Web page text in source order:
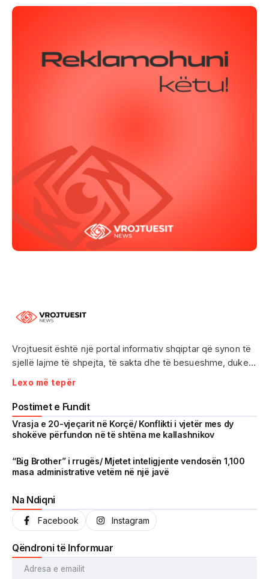
Vrojtuesit është një portal informativ shqiptar që synon të
sjellë lajme të shpejta, të sakta dhe të besueshme, duke
treguar realitetin pa çensurë. Fokus i punës sonë janë
ngjarjet e aktualitetit, problematikat sociale, denoncimet
qytetare dhe zhvillimet që prekin drejtpërdrejt jetën e
përditshme të shqiptarëve.
arritura në një kohë shumë të shkurtër, Vrojtuesit është
kthyer në një zë të fortë informimi dhe një pasqyrë reale të
Lexo më tepër
Postimet e Fundit
Vrasja e 20-vjeçarit në Korçë/ Konflikti i vjetër mes dy
shokëve përfundon në të shtëna me kallashnikov
“Big Brother” i rrugës/ Mjetet inteligjente vendosën 1,100
masa administrative vetëm në një javë
Na Ndiqni
Facebook Instagram
Qëndroni të Informuar